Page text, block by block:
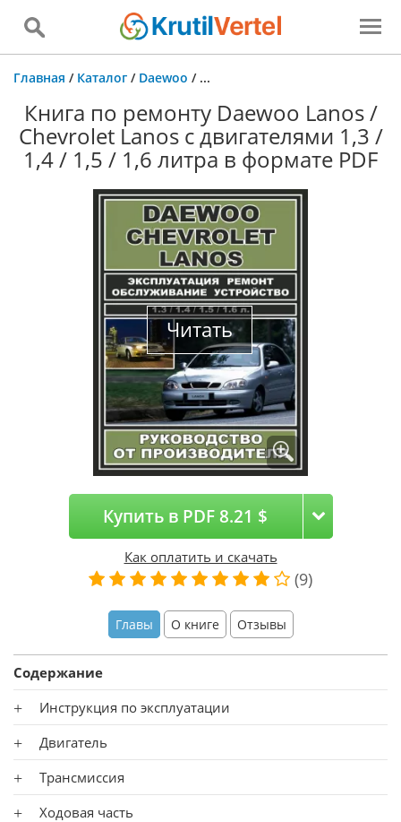
Главная / Каталог / Daewoo / ...
Книга по ремонту Daewoo Lanos /
Chevrolet Lanos c двигателями 1,3 /
1,4 / 1,5 / 1,6 литра в формате PDF
Читать
Купить в PDF 8.21 $
Как оплатить и скачать
(9)
Главы О книге Отзывы
Содержание
Инструкция по эксплуатации
Двигатель
Трансмиссия
Ходовая часть